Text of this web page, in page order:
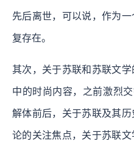
先后离世，可以说，作为
复存在。
其次，关于苏联和苏联文
中的时尚内容，之前激烈
解体前后，关于苏联及其
论的关注焦点，关于苏联